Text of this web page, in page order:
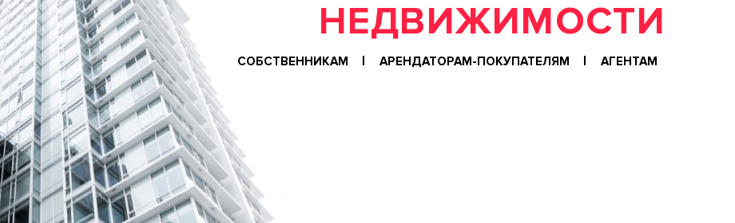
СОБСТВЕННИКАМ АРЕНДАТОРАМ-ПОКУПАТЕЛЯМ АГЕНТАМ